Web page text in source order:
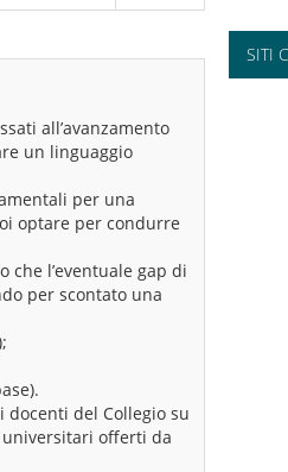
all’avanzamento
un linguaggio
per una
optare per condurre
l’eventuale gap di
per scontato una
del Collegio su
offerti da
SITI